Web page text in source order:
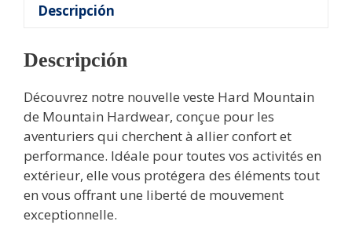
Descripción
Descripción
Découvrez notre nouvelle veste Hard Mountain
de Mountain Hardwear, conçue pour les
aventuriers qui cherchent à allier confort et
performance. Idéale pour toutes vos activités en
extérieur, elle vous protégera des éléments tout
en vous offrant une liberté de mouvement
exceptionnelle.